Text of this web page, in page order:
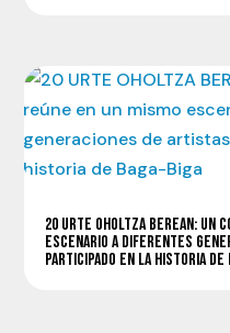
20 URTE OHOLTZA BEREAN: UN
ESCENARIO A DIFERENTES
PARTICIPADO EN LA HISTORIA